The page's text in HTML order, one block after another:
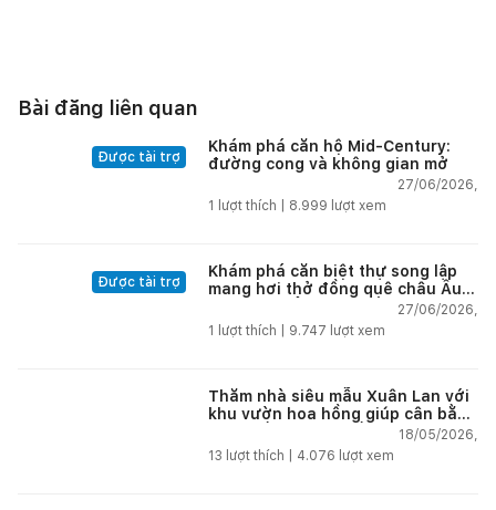
Bài đăng liên quan
Được tài trợ
Khám phá căn hộ Mid-Century:
đường cong và không gian mở
27/06/2026,
1
lượt thích | 8.999 lượt xem
Được tài trợ
Khám phá căn biệt thự song lập
mang hơi thở đồng quê châu Âu
tại vùng biển đẹp nhất Nha Trang
27/06/2026,
1
lượt thích | 9.747 lượt xem
Thăm nhà siêu mẫu Xuân Lan với
khu vườn hoa hồng giúp cân bằng
18/05/2026,
13 lượt thích | 4.076 lượt xem